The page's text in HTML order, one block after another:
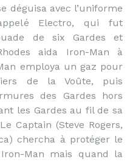
déguisa avec l’uniforme
Electro, qui fut
de six Gardes et
aida Iron-Man à
employa un gaz pour
de la Voûte, puis
des Gardes hors
les Gardes au fil de sa
Captain (Steve Rogers,
chercha à protéger le
Man mais quand la